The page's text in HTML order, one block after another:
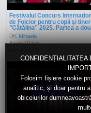
CONFIDENȚIALITATEA
Folosim fișiere cookie
analitic, și doar pentru
obiceiurilor
Festivalul Concurs
de Folclor pentru copii și
”Cătălina” 2025. Partea a
De:Mihaela
Acum 10 luni